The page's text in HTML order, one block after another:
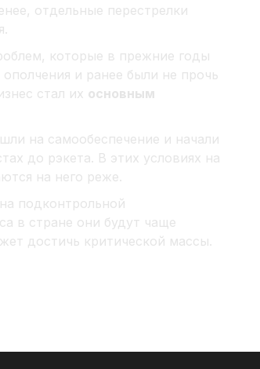
отдельные перестрелки
которые в прежние годы
и ранее были не прочь
стал их основным
на самообеспечение и начали
до рэкета. В этих условиях на
на него реже.
подконтрольной
в стране они будут чаще
достичь критической массы.